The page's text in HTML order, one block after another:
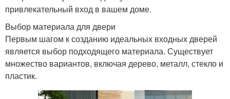
привлекательный вход в вашем доме.
Выбор материала для двери
Первым шагом к созданию идеальных входных дверей
является выбор подходящего материала. Существует
множество вариантов, включая дерево, металл, стекло и
пластик.